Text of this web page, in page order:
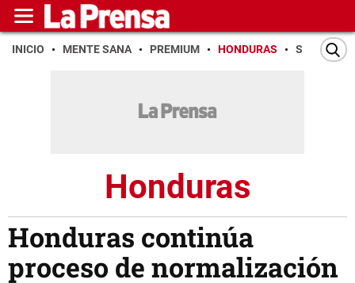
INICIO MENTE SANA PREMIUM HONDURAS SAN PEDRO
Honduras
Honduras continúa
proceso de normalización